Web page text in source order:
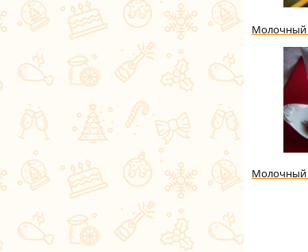
Молочный
Молочный